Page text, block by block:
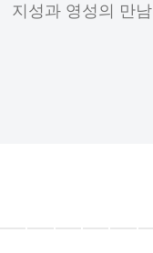
지성과 영성의 만남